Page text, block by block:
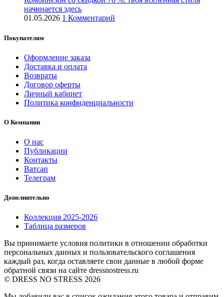
начинается здесь
01.05.2026 1 Комментарий
Покупателям
Оформление заказа
Доставка и оплата
Возвраты
Договор оферты
Личный кабинет
Политика конфиденциальности
О Компании
О нас
Публикации
Контакты
Ватсап
Телеграм
Дополнительно
Коллекция 2025-2026
Таблица размеров
Вы принимаете условия политики в отношении обработки
персональных данных и пользовательского соглашения
каждый раз, когда оставляете свои данные в любой форме
обратной связи на сайте dressnostress.ru
© DRESS NO STRESS 2026